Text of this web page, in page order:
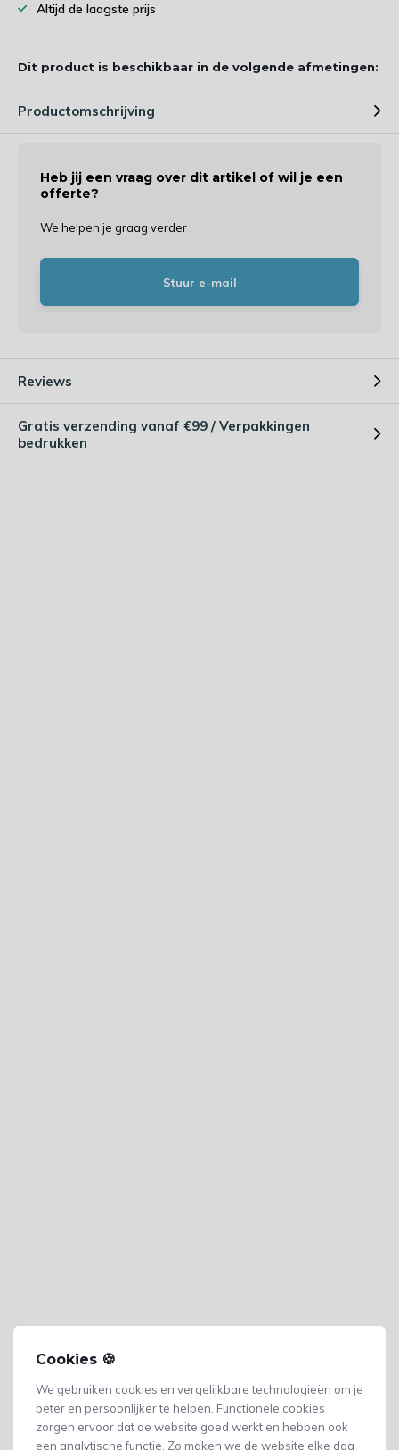
Cookies 🍪
We gebruiken cookies en vergelijkbare technologieën om je
beter en persoonlijker te helpen. Functionele cookies
zorgen ervoor dat de website goed werkt en hebben ook
een analytische functie. Zo maken we de website elke dag
Altijd de laagste prijs
Dit product is beschikbaar in de volgende afmetingen:
Productomschrijving
Heb jij een vraag over dit artikel of wil je een
offerte?
We helpen je graag verder
Stuur e-mail
Reviews
Gratis verzending vanaf €99 / Verpakkingen
bedrukken